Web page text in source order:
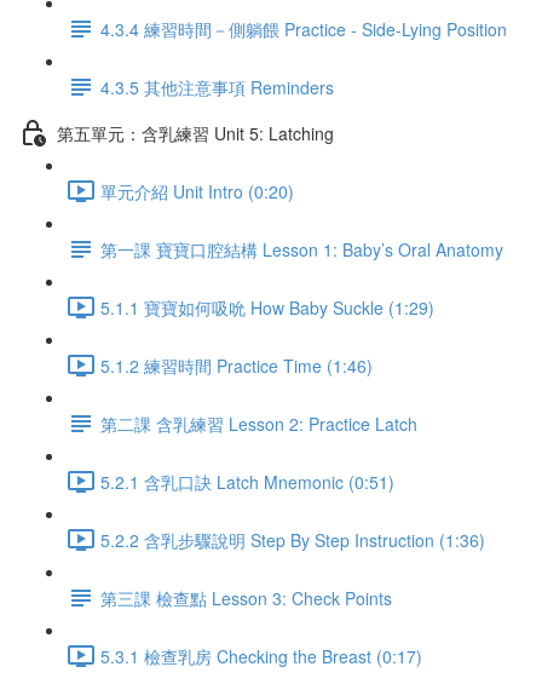
4.3.4 練習時間－側躺餵 Practice - Side-Lying Position
4.3.5 其他注意事項 Reminders
第五單元：含乳練習 Unit 5: Latching
單元介紹 Unit Intro (0:20)
第一課 寶寶口腔結構 Lesson 1: Baby’s Oral Anatomy
5.1.1 寶寶如何吸吮 How Baby Suckle (1:29)
5.1.2 練習時間 Practice Time (1:46)
第二課 含乳練習 Lesson 2: Practice Latch
5.2.1 含乳口訣 Latch Mnemonic (0:51)
5.2.2 含乳步驟說明 Step By Step Instruction (1:36)
第三課 檢查點 Lesson 3: Check Points
5.3.1 檢查乳房 Checking the Breast (0:17)